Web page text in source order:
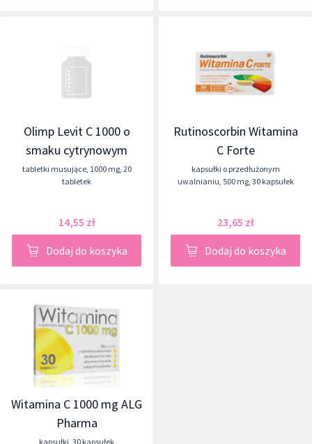
Olimp Levit C 1000 o
smaku cytrynowym
tabletki musujące, 1000 mg, 20
tabletek
14,55 zł
Dodaj do koszyka
Rutinoscorbin Witamina
C Forte
kapsułki o przedłużonym
uwalnianiu, 500 mg, 30 kapsułek
23,65 zł
Dodaj do koszyka
Witamina C 1000 mg ALG
Pharma
kapsułki, 30 kapsułek